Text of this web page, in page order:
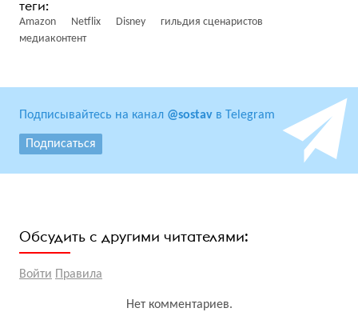
Amazon Netflix Disney
гильдия сценаристов
медиаконтент
Подписывайтесь на канал @sostav в Telegram
Подписаться
Обсудить с другими читателями:
Войти Правила
Нет комментариев.